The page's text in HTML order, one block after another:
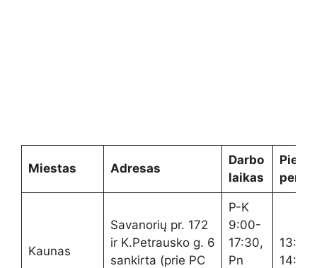
Miestas Adresas
Darbo
laikas
Pietų
Kaunas
Savanorių pr. 172
ir K.Petrausko g. 6
sankirta (prie PC
P-K
9:00-
17:30,
Pn
13:00-
14:00